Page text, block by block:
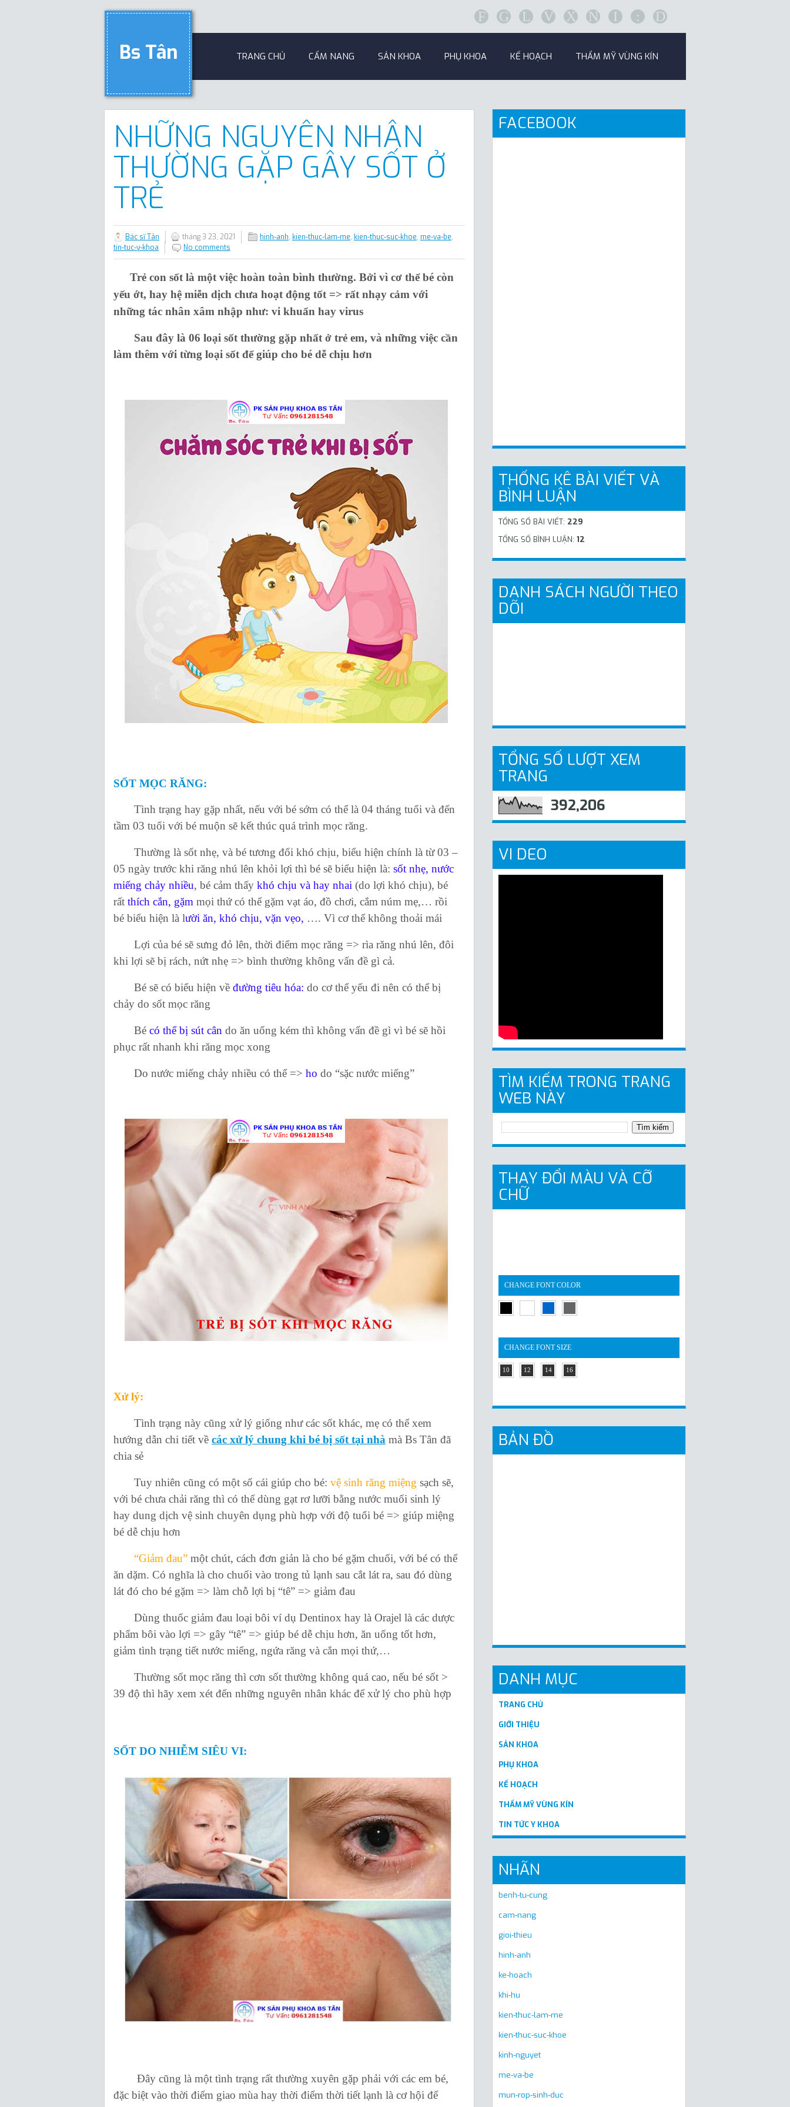
F G L V X N I : D
Bs Tân TRANG CHỦ CẨM NANG SẢN KHOA PHỤ KHOA KẾ HOẠCH THẨM MỸ VÙNG KÍN
NHỮNG NGUYÊN NHÂN
THƯỜNG GẶP GÂY SỐT Ở
TRẺ
Bác sĩ Tân tháng 3 23, 2021 hinh-anh, kien-thuc-lam-me, kien-thuc-suc-khoe, me-va-be,
tin-tuc-y-khoa
No comments
Trẻ con sốt là một việc hoàn toàn bình thường. Bởi vì cơ thể bé còn
yếu ớt, hay hệ miễn dịch chưa hoạt động tốt => rất nhạy cảm với
những tác nhân xâm nhập như: vi khuẩn hay virus
Sau đây là 06 loại sốt thường gặp nhất ở trẻ em, và những việc cần
làm thêm với từng loại sốt để giúp cho bé dễ chịu hơn
SỐT MỌC RĂNG:
Tình trạng hay gặp nhất, nếu với bé sớm có thể là 04 tháng tuổi và đến
tầm 03 tuổi với bé muộn sẽ kết thúc quá trình mọc răng.
Thường là sốt nhẹ, và bé tương đối khó chịu, biểu hiện chính là từ 03 –
05 ngày trước khi răng nhú lên khỏi lợi thì bé sẽ biểu hiện là: sốt nhẹ, nước
miếng chảy nhiều, bé cảm thấy khó chịu và hay nhai (do lợi khó chịu), bé
rất thích cắn, gặm mọi thứ có thể gặm vạt áo, đồ chơi, cắm núm mẹ,… rồi
bé biểu hiện là lười ăn, khó chịu, vặn vẹo, …. Vì cơ thể không thoải mái
Lợi của bé sẽ sưng đỏ lên, thời điểm mọc răng => rìa răng nhú lên, đôi
khi lợi sẽ bị rách, nứt nhẹ => bình thường không vấn đề gì cả.
Bé sẽ có biểu hiện về đường tiêu hóa: do cơ thể yếu đi nên có thể bị
chảy do sốt mọc răng
Bé có thể bị sút cân do ăn uống kém thì không vấn đề gì vì bé sẽ hồi
phục rất nhanh khi răng mọc xong
Do nước miếng chảy nhiều có thể => ho do “sặc nước miếng”
Xử lý:
Tình trạng này cũng xử lý giống như các sốt khác, mẹ có thể xem
hướng dẫn chi tiết về các xử lý chung khi bé bị sốt tại nhà mà Bs Tân đã
chia sẻ
Tuy nhiên cũng có một số cái giúp cho bé: vệ sinh răng miệng sạch sẽ,
với bé chưa chải răng thì có thể dùng gạt rơ lưỡi bằng nước muối sinh lý
hay dung dịch vệ sinh chuyên dụng phù hợp với độ tuổi bé => giúp miệng
bé dễ chịu hơn
“Giảm đau” một chút, cách đơn giản là cho bé gặm chuối, với bé có thể
ăn dặm. Có nghĩa là cho chuối vào trong tủ lạnh sau cắt lát ra, sau đó dùng
lát đó cho bé gặm => làm chỗ lợi bị “tê” => giảm đau
Dùng thuốc giảm đau loại bôi ví dụ Dentinox hay là Orajel là các dược
phẩm bôi vào lợi => gây “tê” => giúp bé dễ chịu hơn, ăn uống tốt hơn,
giảm tình trạng tiết nước miếng, ngứa răng và cắn mọi thứ,…
Thường sốt mọc răng thì cơn sốt thường không quá cao, nếu bé sốt >
39 độ thì hãy xem xét đến những nguyên nhân khác để xử lý cho phù hợp
SỐT DO NHIỄM SIÊU VI:
Đây cũng là một tình trạng rất thường xuyên gặp phải với các em bé,
đặc biệt vào thời điểm giao mùa hay thời điểm thời tiết lạnh là cơ hội để
FACEBOOK
THỐNG KÊ BÀI VIẾT VÀ
BÌNH LUẬN
TỔNG SỐ BÀI VIẾT: 229
TỔNG SỐ BÌNH LUẬN: 12
DANH SÁCH NGƯỜI THEO
DÕI
TỔNG SỐ LƯỢT XEM
TRANG
392,206
VI DEO
TÌM KIẾM TRONG TRANG
WEB NÀY
THAY ĐỔI MÀU VÀ CỠ
CHỮ
CHANGE FONT COLOR
gray
CHANGE FONT SIZE
10 12 14 16
BẢN ĐỒ
DANH MỤC
TRANG CHỦ
GIỚI THIỆU
SẢN KHOA
PHỤ KHOA
KẾ HOẠCH
THẨM MỸ VÙNG KÍN
TIN TỨC Y KHOA
NHÃN
benh-tu-cung
cam-nang
gioi-thieu
hinh-anh
ke-hoach
khi-hu
kien-thuc-lam-me
kien-thuc-suc-khoe
kinh-nguyet
me-va-be
mun-rop-sinh-duc